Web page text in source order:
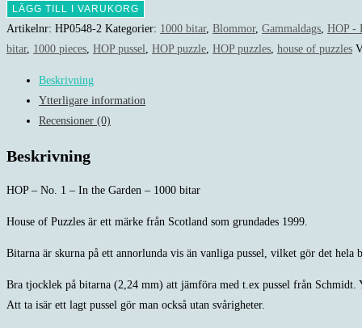
No.
1
-
bitar
LÄGG TILL I VARUKORG
Artikelnr: HP0548-2 Kategorier: 1000 bitar, Blommor, Gammaldags HOP -
bitar, 1000 pieces HOP pussel HOP puzzle HOP puzzles house of puzzles
Beskrivning
Ytterligare information
Recensioner (0)
Beskrivning
HOP – No. 1 – In the Garden – 1000 bitar
House of Puzzles är ett märke från Scotland som grundades 1999.
Bitarna är skurna på ett annorlunda vis än vanliga pussel, vilket gör det hela
Bra tjocklek på bitarna (2,24 mm) att jämföra med t.ex pussel från
Att ta isär ett lagt pussel gör man också utan svårigheter.